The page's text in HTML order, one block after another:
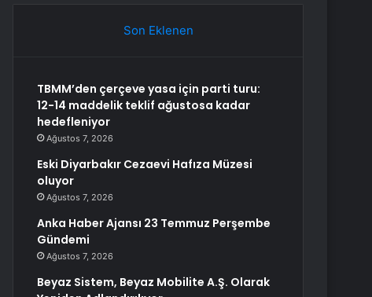
Son Eklenen
TBMM’den çerçeve yasa için parti turu:
12-14 maddelik teklif ağustosa kadar
hedefleniyor
Ağustos 7, 2026
Eski Diyarbakır Cezaevi Hafıza Müzesi
oluyor
Ağustos 7, 2026
Anka Haber Ajansı 23 Temmuz Perşembe
Gündemi
Ağustos 7, 2026
Beyaz Sistem, Beyaz Mobilite A.Ş. Olarak